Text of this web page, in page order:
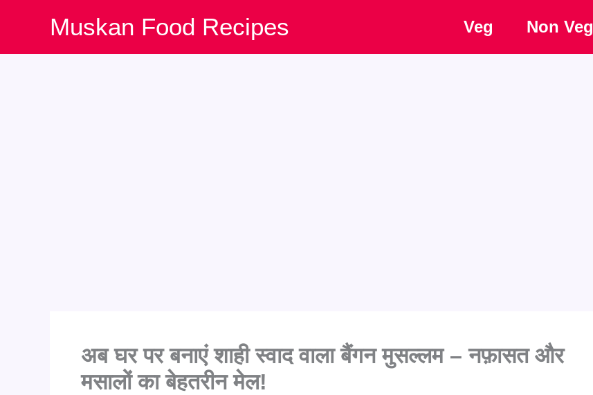
Muskan Food Recipes Veg Non Veg
अब घर पर बनाएं शाही स्वाद वाला बैंगन मुसल्लम – नफ़ासत और
मसालों का बेहतरीन मेल!